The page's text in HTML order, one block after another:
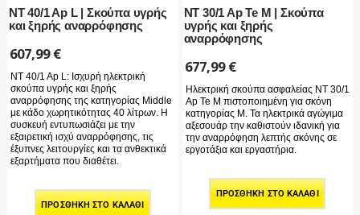
NT 40/1 Ap L | Σκούπα υγρής
και ξηρής αναρρόφησης
607,99€
NT 40/1 Ap L: Ισχυρή ηλεκτρική
σκούπα υγρής και ξηρής
αναρρόφησης της κατηγορίας Middle
με κάδο χωρητικότητας 40 λίτρων. Η
συσκευή εντυπωσιάζει με την
εξαιρετική ισχύ αναρρόφησης, τις
έξυπνες λειτουργίες και τα ανθεκτικά
εξαρτήματα που διαθέτει.
ΠΡΟΣΘΉΚΗ ΣΤΟ ΚΑΛΆΘΙ
NT 30/1 Ap Te M | Σκούπα
υγρής και ξηρής
αναρρόφησης
677,99€
Ηλεκτρική σκούπα ασφαλείας NT 30/1
Ap Te M πιστοποιημένη για σκόνη
κατηγορίας M. Τα ηλεκτρικά αγώγιμα
αξεσουάρ την καθιστούν ιδανική για
την αναρρόφηση λεπτής σκόνης σε
εργοτάξια και εργαστήρια.
ΠΡΟΣΘΉΚΗ ΣΤΟ ΚΑΛΆΘΙ